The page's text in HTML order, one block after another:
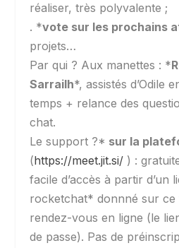
réaliser, très polyvalente ;
. *vote sur les prochains
projets…
Par qui ? Aux manettes : *
Sarrailh*, assistés d’Odile
temps + relance des
chat.
Le support ?* sur la
(https://meet.jit.si/ ) :
facile d’accès à partir d’un
rocketchat* donnné sur ce
rendez-vous en ligne (le
de passe). Pas de